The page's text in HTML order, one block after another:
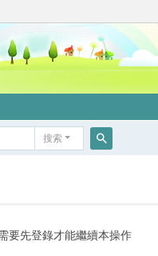
搜索
要先登錄才能繼續本操作